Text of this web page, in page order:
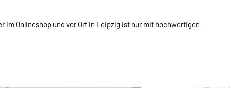
Onlineshop und vor Ort in Leipzig ist nur mit hochwertigen